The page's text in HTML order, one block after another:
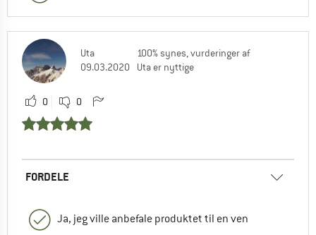
Uta
09.03.2020
100% synes, vurderinger af
Uta er nyttige
0 0
FORDELE
Ja, jeg ville anbefale produktet til en ven